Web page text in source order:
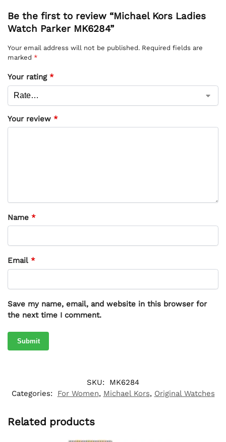
Be the first to review “Michael Kors Ladies
Watch Parker MK6284”
Your email address will not be published. Required fields are
marked *
Your rating *
Your review *
Name *
Email *
Save my name, email, and website in this browser for
the next time I comment.
SKU:
MK6284
Categories:
For Women, Michael Kors, Original Watches
Related products